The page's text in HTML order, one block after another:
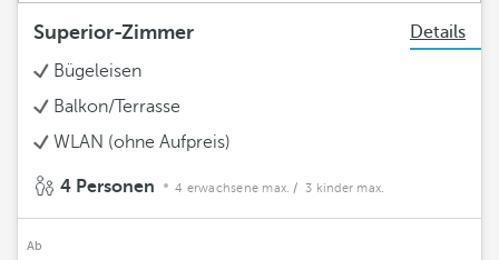
Superior-Zimmer
Details
Bügeleisen
Balkon/Terrasse
WLAN (ohne Aufpreis)
4 Personen 4 erwachsene max. / 3 kinder max.
Ab